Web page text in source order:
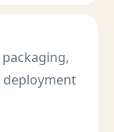
deployment